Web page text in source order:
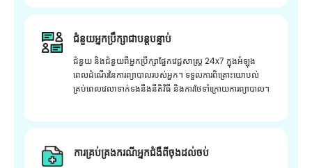
ជំនួយអ្នកប្រឹក្សាជាបន្តបន្ទាប់
ជំនួយ និងជំនួយពីអ្នកប្រឹក្សាផ្នែកវេជ្ជសាស្រ្ត 24x7 ក្នុងអំឡុង
ពេលដំណើរនៃការព្យាបាលរបស់អ្នក។ ទទួលការពិគ្រោះយោបល់
គ្រប់ពេលវេលាទាក់ទងនឹងនីតិវិធី និងការថែទាំក្រោយការព្យាបាល។
ការគ្រប់គ្រងករណីអ្នកជំងឺពីចុងដល់ចប់